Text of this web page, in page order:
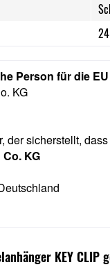
Person für die EU
KG
der sicherstellt,
KG
KEY CLIP